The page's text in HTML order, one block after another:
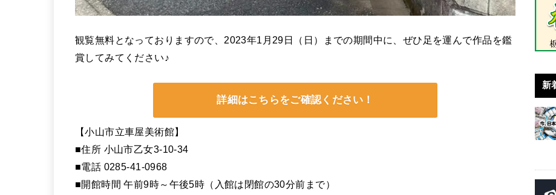
観覧無料となっておりますので、2023年1月29日（日）までの期間中に、ぜひ足を運んで作品を鑑
賞してみてください♪
詳細はこちらをご確認ください！
【小山市立車屋美術館】
■住所 小山市乙女3-10-34
■電話 0285-41-0968
■開館時間 午前9時～午後5時（入館は閉館の30分前まで）
新